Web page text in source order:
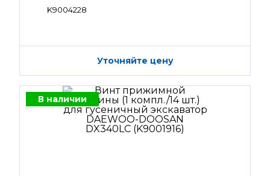
K9004228
Уточняйте цену
В наличии